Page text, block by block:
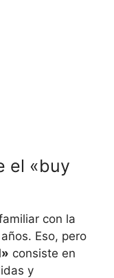
el «buy
con la
Eso, pero
consiste en
y⁢